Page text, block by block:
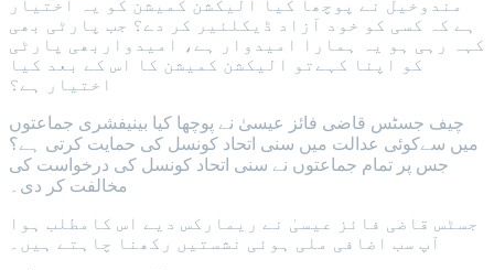
مندوخیل نے پوچھا کیا الیکشن کمیشن کو یہ اختیار
ہے کہ کسی کو خود آزاد ڈیکلئیر کر دے؟ جب پارٹی بھی
کہہ رہی ہو یہ ہمارا امیدوار ہے، امیدواربھی پارٹی
کو اپنا کہےتو الیکشن کمیشن کا اس کے بعد کیا
چیف جسٹس قاضی فائز عیسیٰ نے پوچھا کیا بینیفشری جماعتوں
میں سےکوئی عدالت میں سنی اتحاد کونسل کی حمایت کرتی ہے؟
جس پر تمام جماعتوں نے سنی اتحاد کونسل کی درخواست کی
مخالفت کر دی۔
جسٹس قاضی فائز عیسیٰ نے ریمارکس دیے اس کامطلب ہوا
آپ سب اضافی ملی ہوئی نشستیں رکھنا چاہتے ہیں۔